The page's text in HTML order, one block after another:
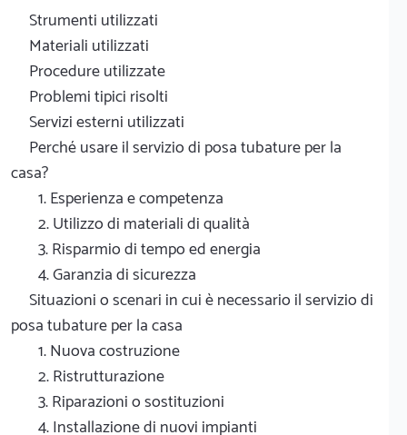
Strumenti utilizzati
Materiali utilizzati
Procedure utilizzate
Problemi tipici risolti
Servizi esterni utilizzati
Perché usare il servizio di posa tubature per la
casa?
1. Esperienza e competenza
2. Utilizzo di materiali di qualità
3. Risparmio di tempo ed energia
4. Garanzia di sicurezza
Situazioni o scenari in cui è necessario il servizio di
posa tubature per la casa
1. Nuova costruzione
2. Ristrutturazione
3. Riparazioni o sostituzioni
4. Installazione di nuovi impianti